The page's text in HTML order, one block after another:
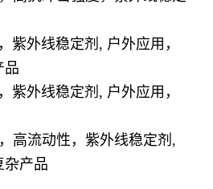
紫外线稳定剂, 户外应用，
品
紫外线稳定剂, 户外应用，
高流动性，紫外线稳定剂,
杂产品